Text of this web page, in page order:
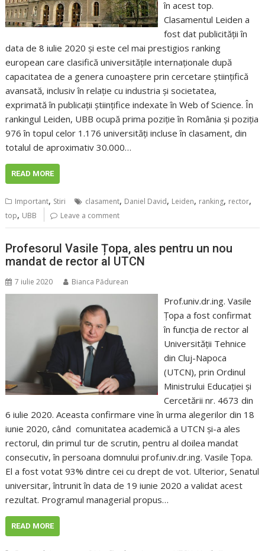
în acest top.
Clasamentul Leiden a
fost dat publicității în
data de 8 iulie 2020 și este cel mai prestigios ranking
european care clasifică universitățile internaționale după
capacitatea de a genera cunoaștere prin cercetare științifică
avansată, inclusiv în relație cu industria și societatea,
exprimată în publicații științifice indexate în Web of Science. În
rankingul Leiden, UBB ocupă prima poziție în România și poziția
976 în topul celor 1.176 universități incluse în clasament, din
totalul de aproximativ 30.000…
READ MORE
Important, Stiri clasament, Daniel David, Leiden, ranking, rector,
top, UBB Leave a comment
Profesorul Vasile Țopa, ales pentru un nou
mandat de rector al UTCN
7 iulie 2020 Bianca Pădurean
Prof.univ.dr.ing. Vasile
Ţopa a fost confirmat
în funcția de rector al
Universității Tehnice
din Cluj-Napoca
(UTCN), prin Ordinul
Ministrului Educației și
Cercetării nr. 4673 din
6 iulie 2020. Aceasta confirmare vine în urma alegerilor din 18
iunie 2020, când comunitatea academică a UTCN şi-a ales
rectorul, din primul tur de scrutin, pentru al doilea mandat
consecutiv, în persoana domnului prof.univ.dr.ing. Vasile Ţopa.
El a fost votat 93% dintre cei cu drept de vot. Ulterior, Senatul
universitar, întrunit în data de 19 iunie 2020 a validat acest
rezultat. Programul managerial propus…
READ MORE